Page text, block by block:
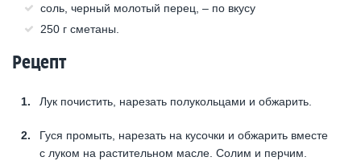
соль, черный молотый перец, – по вкусу
250 г сметаны.
Рецепт
Лук почистить, нарезать полукольцами и обжарить.
Гуся промыть, нарезать на кусочки и обжарить вместе
с луком на растительном масле. Солим и перчим.